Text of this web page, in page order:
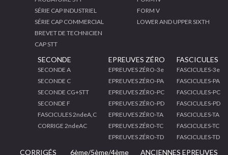
SÉRIE CAP INDUSTRIEL
SÉRIE CAP COMMERCIAL
BREVET DE TECHNICIEN
CAP STT
FORM V
LOWER AND UPPER SIXTH
SECONDE
SECONDE A
SECONDE C
SECONDE CG+STT
SECONDE F
FASCICULES 2ndeA,C
CORRIGE 2ndeAC
EPREUVES ZÉRO
EPREUVES ZÉRO-3e
EPREUVES ZÉRO-PA
EPREUVES ZÉRO-PC
EPREUVES ZÉRO-PD
EPREUVES ZÉRO-TA
EPREUVES ZÉRO-TC
EPREUVES ZÉRO-TD
FASCICULES
FASCICULES-3e
FASCICULES-PA
FASCICULES-PC
FASCICULES-PD
FASCICULES-TA
FASCICULES-TC
FASCICULES-TD
CORRIGÉS 6ème/5ème/4ème ANCIENNES EPREUVES